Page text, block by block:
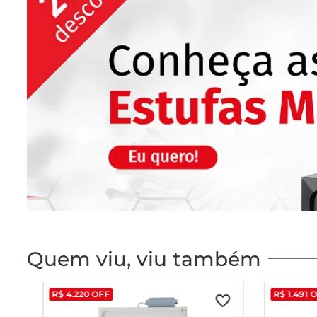
Quem viu, viu também
R$ 4.220OFF R$ 1.491